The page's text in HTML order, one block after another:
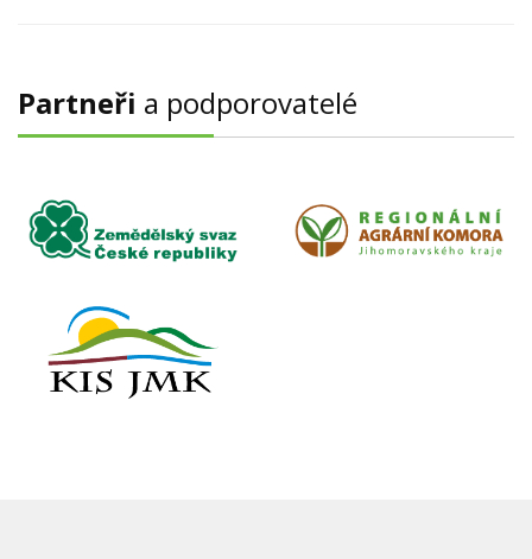
Partneři a podporovatelé